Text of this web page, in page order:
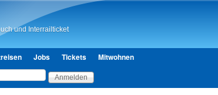
und Interrailticket
Jobs Tickets Mitwohnen